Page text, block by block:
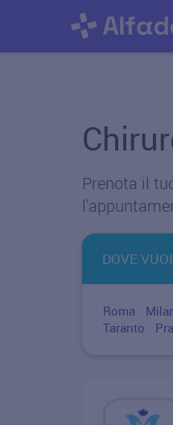
Prenota il
DOVE
Roma
Taranto